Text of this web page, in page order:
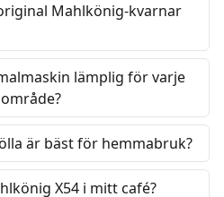
Mahlkönig-kvarnar
lämplig för varje
är bäst för hemmabruk?
X54 i mitt café?